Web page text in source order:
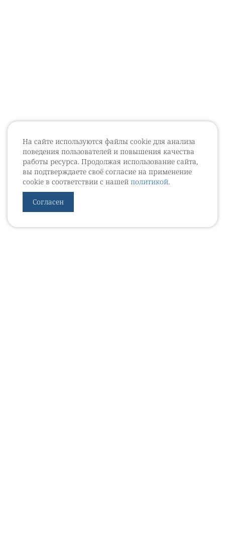
На сайте используются файлы cookie для анализа
поведения пользователей и повышения качества
работы ресурса. Продолжая использование сайта,
вы подтверждаете своё согласие на применение
cookie в соответствии с нашей политикой.
Согласен